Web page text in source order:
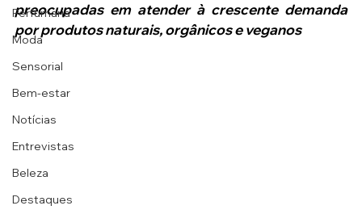
Perfumaria
Moda
Sensorial
Bem-estar
Notícias
Entrevistas
Beleza
Destaques
preocupadas em atender à crescente demanda
por produtos naturais, orgânicos e veganos